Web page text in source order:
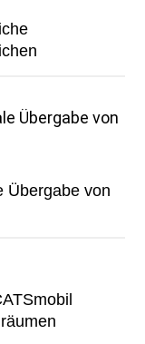
Übergabe von